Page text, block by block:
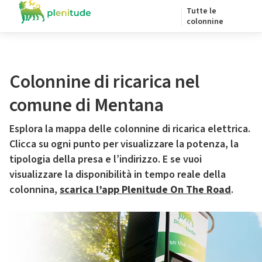
Tutte le
colonnine
Colonnine di ricarica nel
comune di Mentana
Esplora la mappa delle colonnine di ricarica elettrica.
Clicca su ogni punto per visualizzare la potenza, la
tipologia della presa e l’indirizzo. E se vuoi
visualizzare la disponibilità in tempo reale della
colonnina, scarica l’app Plenitude On The Road.